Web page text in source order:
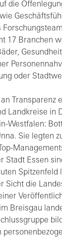
die
17 Branchen
oder
Transparenz
Landkreise in
Westfalen:
Sie legten
Stadt Essen
Spitzenfeld
Sicht die
Breisgau